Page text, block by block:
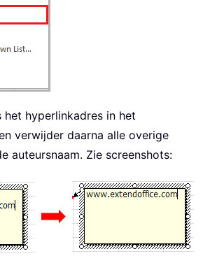
het hyperlinkadres in het
verwijder daarna alle overige
auteursnaam. Zie screenshots: